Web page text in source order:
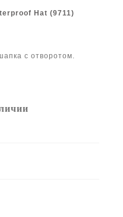
Hat (9711)
с отворотом.